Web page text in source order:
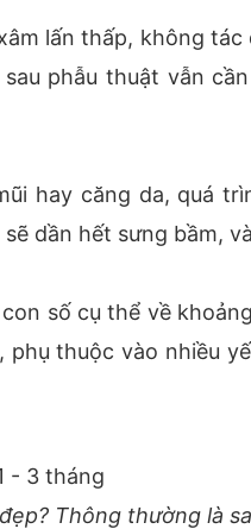
lấn thấp, không
phẫu thuật vẫn
hay căng da, quá
dần hết sưng bầm,
số cụ thể về
thuộc vào nhiều
Thông thường là